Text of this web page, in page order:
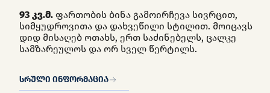
93 კვ.მ. ფართობის ბინა გამოირჩევა სივრცით,
სიმყუდროვითა და დახვეწილი სტილით. მოიცავს
დიდ მისაღებ ოთახს, ერთ საძინებელს, ცალკე
სამზარეულოს და ორ სველ წერტილს.
სრული ინფორმაცია